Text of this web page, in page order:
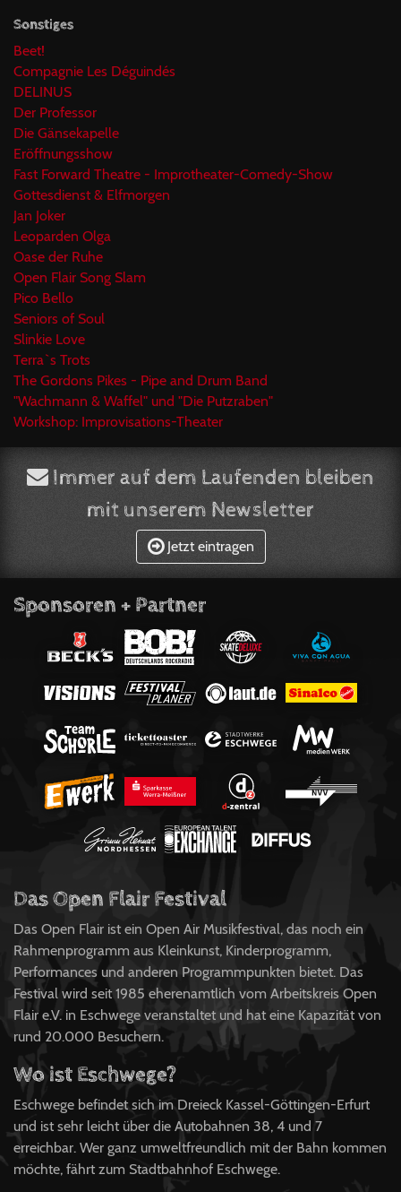
Sonstiges
Beet!
Compagnie Les Déguindés
DELINUS
Der Professor
Die Gänsekapelle
Eröffnungsshow
Fast Forward Theatre - Improtheater-Comedy-Show
Gottesdienst & Elfmorgen
Jan Joker
Leoparden Olga
Oase der Ruhe
Open Flair Song Slam
Pico Bello
Seniors of Soul
Slinkie Love
Terra`s Trots
The Gordons Pikes - Pipe and Drum Band
"Wachmann & Waffel" und "Die Putzraben"
Workshop: Improvisations-Theater
Immer auf dem Laufenden bleiben
mit unserem Newsletter
Jetzt eintragen
Sponsoren + Partner
Das Open Flair Festival
Das Open Flair ist ein Open Air Musikfestival, das noch ein
Rahmenprogramm aus Kleinkunst, Kinderprogramm,
Performances und anderen Programmpunkten bietet. Das
Festival wird seit 1985 eherenamtlich vom Arbeitskreis Open
Flair e.V. in Eschwege veranstaltet und hat eine Kapazität von
rund 20.000 Besuchern.
Wo ist Eschwege?
Eschwege befindet sich im Dreieck Kassel-Göttingen-Erfurt
und ist sehr leicht über die Autobahnen 38, 4 und 7
erreichbar. Wer ganz umweltfreundlich mit der Bahn kommen
möchte, fährt zum Stadtbahnhof Eschwege.